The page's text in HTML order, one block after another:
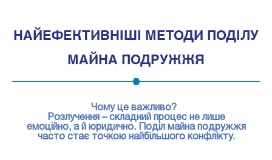
НАЙЕФЕКТИВНІШІ МЕТОДИ ПОДІЛУ
МАЙНА ПОДРУЖЖЯ
Чому це важливо?
Розлучення – складний процес не лише
емоційно, а й юридично. Поділ майна подружжя
часто стає точкою найбільшого конфлікту.